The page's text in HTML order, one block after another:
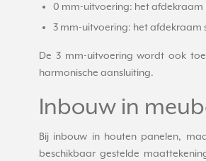
0 mm-uitvoering: het
3 mm-uitvoering: het afdekraam
De 3 mm-uitvoering wordt ook
harmonische aansluiting.
Inbouw in
Bij inbouw in houten panelen,
beschikbaar gestelde